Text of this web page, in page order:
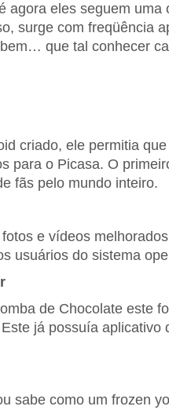
agora eles seguem uma
surge com freqüência
que tal conhecer
criado, ele permitia
para o Picasa. O
fãs pelo mundo inteiro.
e vídeos
usuários do sistema
de Chocolate este
já possuía aplicativo
sabe como um frozen